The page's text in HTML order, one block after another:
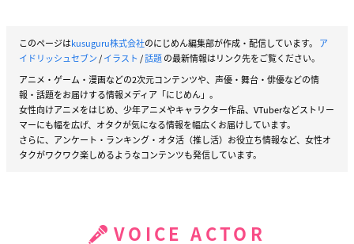
このページはkusuguru株式会社のにじめん編集部が作成・配信しています。 ア
イドリッシュセブン/イラスト /話題の最新情報はリンク先をご覧ください。
アニメ・ゲーム・漫画などの2次元コンテンツや、声優・舞台・俳優などの情
報・話題をお届けする情報メディア「にじめん」。
女性向けアニメをはじめ、少年アニメやキャラクター作品、VTuberなどストリー
マーにも幅を広げ、オタクが気になる情報を幅広くお届けしています。
さらに、アンケート・ランキング・オタ活（推し活）お役立ち情報など、女性オ
タクがワクワク楽しめるようなコンテンツも発信しています。
VOICE ACTOR